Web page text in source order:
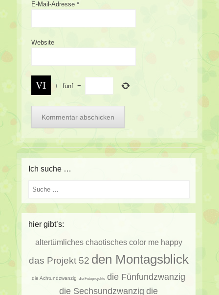
E-Mail-Adresse *
Website
+ fünf =
Ich suche …
Suche
hier gibt’s:
altertümliches chaotisches color me happy
das Projekt 52 den Montagsblick
die Achtundzwanzig die Fotoprojekte die Fünfundzwanzig
die Sechsundzwanzig die